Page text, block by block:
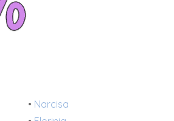
• Narcisa